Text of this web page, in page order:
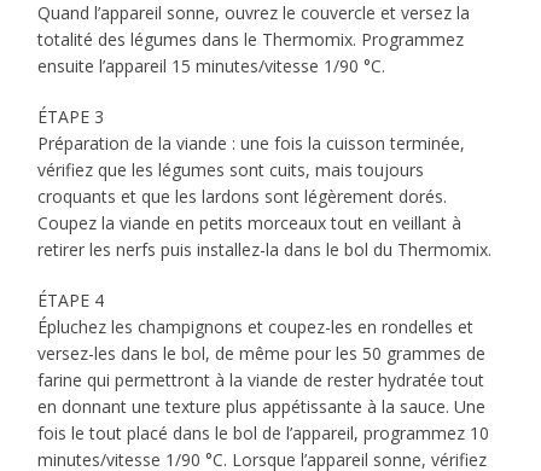
Quand l’appareil sonne, ouvrez le couvercle et versez la
totalité des légumes dans le Thermomix. Programmez
ensuite l’appareil 15 minutes/vitesse 1/90 °C.
ÉTAPE 3
Préparation de la viande : une fois la cuisson terminée,
vérifiez que les légumes sont cuits, mais toujours
croquants et que les lardons sont légèrement dorés.
Coupez la viande en petits morceaux tout en veillant à
retirer les nerfs puis installez-la dans le bol du Thermomix.
ÉTAPE 4
Épluchez les champignons et coupez-les en rondelles et
versez-les dans le bol, de même pour les 50 grammes de
farine qui permettront à la viande de rester hydratée tout
en donnant une texture plus appétissante à la sauce. Une
fois le tout placé dans le bol de l’appareil, programmez 10
minutes/vitesse 1/90 °C. Lorsque l’appareil sonne, vérifiez